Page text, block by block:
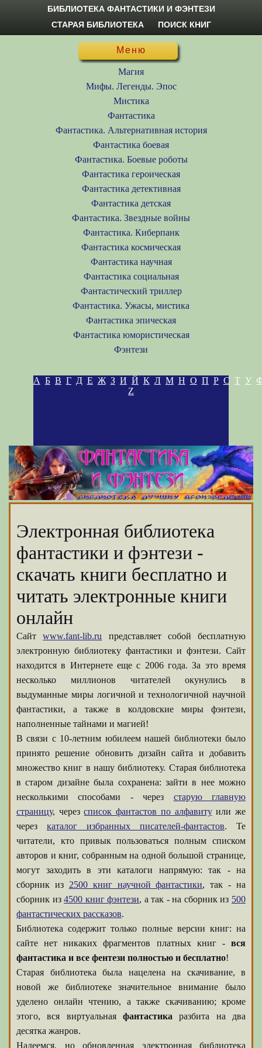
БИБЛИОТЕКА ФАНТАСТИКИ И ФЭНТЕЗИ
СТАРАЯ БИБЛИОТЕКА
ПОИСК КНИГ
Меню
Магия
Мифы. Легенды. Эпос
Мистика
Фантастика
Фантастика. Альтернативная история
Фантастика боевая
Фантастика. Боевые роботы
Фантастика героическая
Фантастика детективная
Фантастика детская
Фантастика. Звездные войны
Фантастика. Киберпанк
Фантастика космическая
Фантастика научная
Фантастика социальная
Фантастический триллер
Фантастика. Ужасы, мистика
Фантастика эпическая
Фантастика юмористическая
Фэнтези
А Б В Г Д Е Ж З И Й К Л М Н О П Р С Т У
Z
Электронная библиотека
фантастики и фэнтези -
скачать книги бесплатно и
читать электронные книги
онлайн
Сайтwww.fant-lib.ru представляет собой бесплатную
электронную библиотеку фантастики и фэнтези. Сайт
находится в Интернете еще с 2006 года. За это время
несколько миллионов читателей окунулись в
выдуманные миры логичной и технологичной научной
фантастики, а также в колдовские миры фэнтези,
наполненные тайнами и магией!
В связи с 10-летним юбилеем нашей библиотеки было
принято решение обновить дизайн сайта и добавить
множество книг в нашу библиотеку. Старая библиотека
в старом дизайне была сохранена: зайти в нее можно
несколькими способами - через старую главную
страницу, черезсписок фантастов по алфавитуили же
через каталог избранных писателей-фантастов. Те
читатели, кто привык пользоваться полным списком
авторов и книг, собранным на одной большой странице,
могут заходить в эти каталоги напрямую: так - на
сборник из 2500 книг научной фантастики, так - на
сборник из4500 книг фэнтези, а так - на сборник из 500
фантастических рассказов.
Библиотека содержит только полные версии книг: на
сайте нет никаких фрагментов платных книг - вся
фантастика и все фентези полностью и бесплатно!
Старая библиотека была нацелена на скачивание, в
новой же библиотеке значительное внимание было
уделено онлайн чтению, а также скачиванию; кроме
этого, вся виртуальная фантастика разбита на два
десятка жанров.
Надеемся, но обновленная электронная библиотека